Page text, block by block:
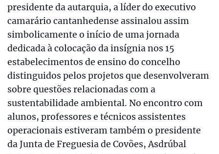
presidente da autarquia, a líder do executivo
camarário cantanhedense assinalou assim
simbolicamente o início de uma jornada
dedicada à colocação da insígnia nos 15
estabelecimentos de ensino do concelho
distinguidos pelos projetos que desenvolveram
sobre questões relacionadas com a
sustentabilidade ambiental. No encontro com
alunos, professores e técnicos assistentes
operacionais estiveram também o presidente
da Junta de Freguesia de Covões, Asdrúbal